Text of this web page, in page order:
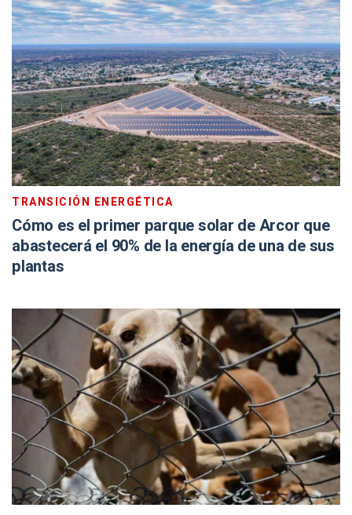
TRANSICIÓN ENERGÉTICA
Cómo es el primer parque solar de Arcor que
abastecerá el 90% de la energía de una de sus
plantas